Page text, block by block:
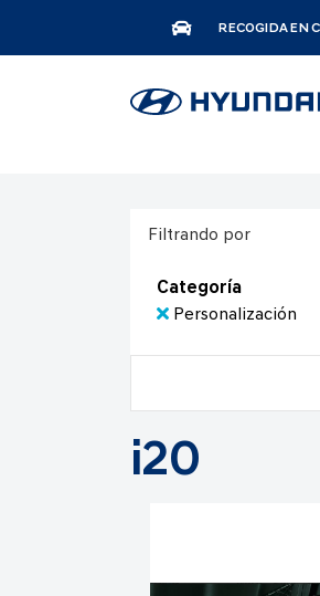
RECOGIDA EN
Filtrando por
Categoría
Personalización
i20